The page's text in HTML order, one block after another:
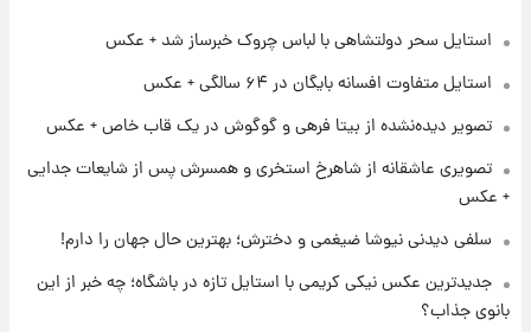
فال قهوه روزانه یکشنبه ۱۸ مرداد ماه ۱۴۰۵
فال روزانه واقعی یکشنبه ۱۸ مرداد ۱۴۰۵
استایل سحر دولتشاهی با لباس چروک خبرساز شد + عکس
استایل متفاوت افسانه بایگان در ۶۴ سالگی + عکس
تصویر دیده‌نشده از بیتا فرهی و گوگوش در یک قاب خاص + عکس
تصویری عاشقانه از شاهرخ استخری و همسرش پس از شایعات جدایی
+ عکس
سلفی دیدنی نیوشا ضیغمی و دخترش؛ بهترین حال جهان را دارم!
جدیدترین عکس نیکی کریمی با استایل تازه در باشگاه؛ چه خبر از این
بانوی جذاب؟